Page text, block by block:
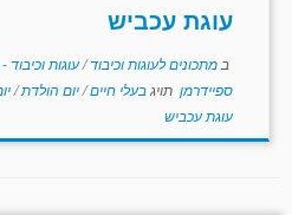
עוגת עכביש
ב מתכונים לעוגות וכיבוד/עוגות
ספיידרמן תויגבעלי חיים/יום הולדת/
עוגת עכביש